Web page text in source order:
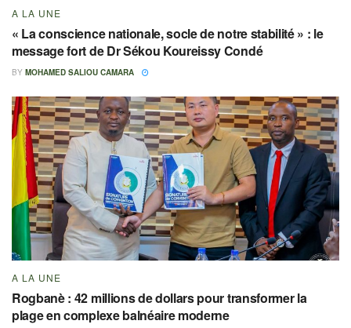
A LA UNE
« La conscience nationale, socle de notre stabilité » : le
message fort de Dr Sékou Koureissy Condé
BY MOHAMED SALIOU CAMARA
A LA UNE
Rogbanè : 42 millions de dollars pour transformer la
plage en complexe balnéaire moderne